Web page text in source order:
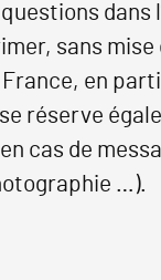
sans
en
réserve
cas de
…).